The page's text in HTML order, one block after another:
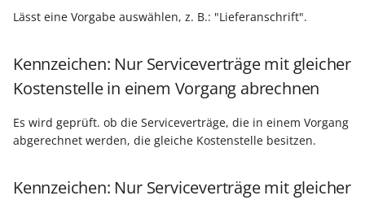
Lässt eine Vorgabe auswählen, z. B.: "Lieferanschrift".
Kennzeichen: Nur Serviceverträge mit gleicher
Kostenstelle in einem Vorgang abrechnen
Es wird geprüft. ob die Serviceverträge, die in einem Vorgang
abgerechnet werden, die gleiche Kostenstelle besitzen.
Kennzeichen: Nur Serviceverträge mit gleicher